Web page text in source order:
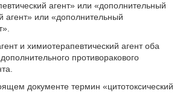
агент» или «дополнительный
агент» или «дополнительный
и химиотерапевтический агент оба
противоракового
документе термин «цитотоксический